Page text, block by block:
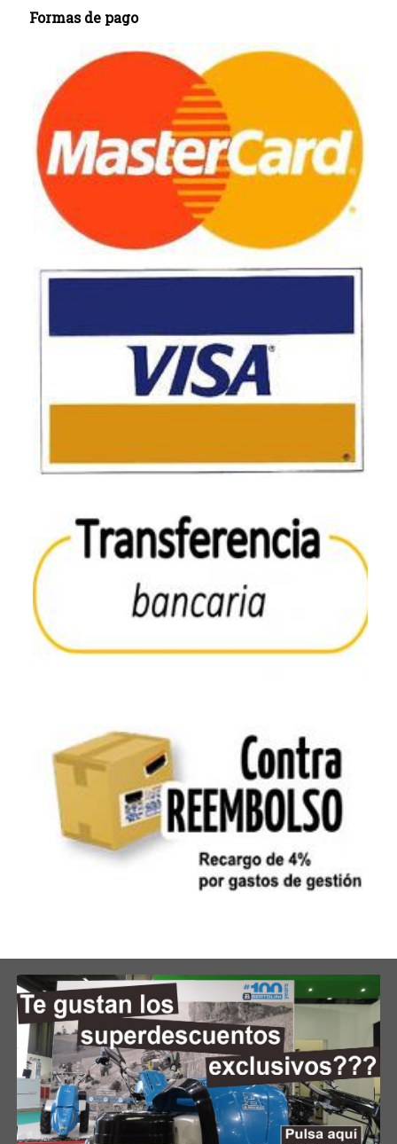
Formas de pago